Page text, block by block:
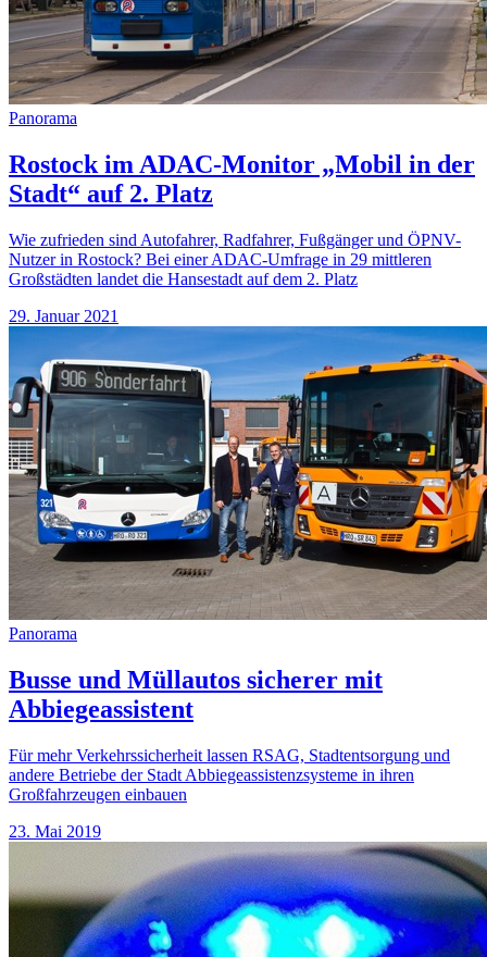
Panorama
Rostock im ADAC-Monitor „Mobil in der
Stadt“ auf 2. Platz
Wie zufrieden sind Autofahrer, Radfahrer, Fußgänger und ÖPNV-
Nutzer in Rostock? Bei einer ADAC-Umfrage in 29 mittleren
Großstädten landet die Hansestadt auf dem 2. Platz
29. Januar 2021
Panorama
Busse und Müllautos sicherer mit
Abbiegeassistent
Für mehr Verkehrssicherheit lassen RSAG, Stadtentsorgung und
andere Betriebe der Stadt Abbiegeassistenzsysteme in ihren
Großfahrzeugen einbauen
23. Mai 2019